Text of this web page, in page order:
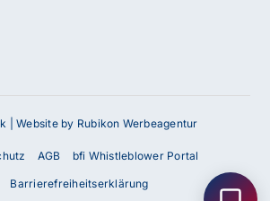
für Sie da! Nehmen Sie jetzt
|Website by Rubikon Werbeagentur
AGB bfi Whistleblower Portal
Barrierefreiheitserklärung